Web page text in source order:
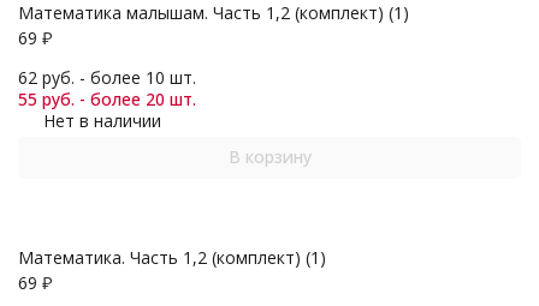
Математика малышам. Часть 1,2 (комплект) (1)
69 ₽
62 руб. - более 10 шт.
55 руб. - более 20 шт.
Нет в наличии
В корзину
Математика. Часть 1,2 (комплект) (1)
69 ₽